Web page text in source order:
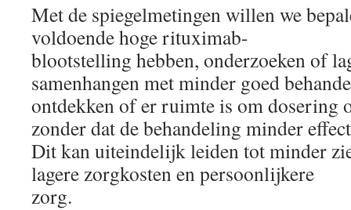
Met de spiegelmetingen willen we
voldoende hoge rituximab-
blootstelling hebben, onderzoeken of
samenhangen met minder goed
ontdekken of er ruimte is om dosering
zonder dat de behandeling minder
Dit kan uiteindelijk leiden tot minder
lagere zorgkosten en persoonlijkere
zorg.